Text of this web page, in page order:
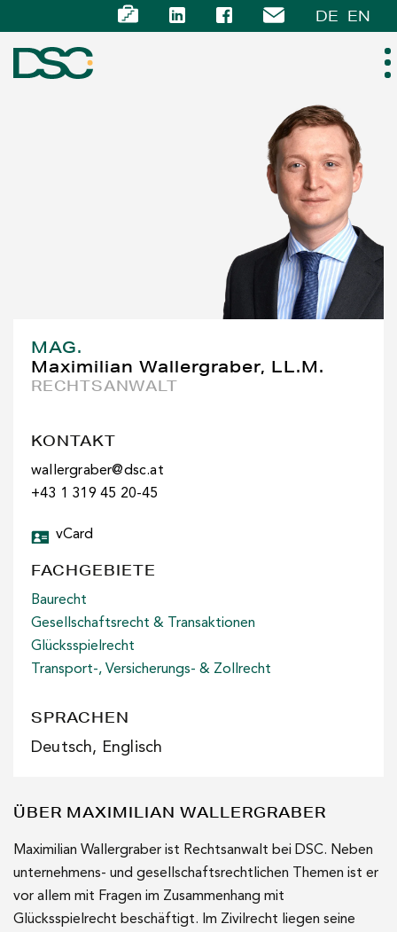
DE EN
KARRIERE
KONTAKT
MAG.
Maximilian Wallergraber, LL.M.
RECHTSANWALT
KONTAKT
wallergraber@dsc.at
+43 1 319 45 20-45
vCard
FACHGEBIETE
Baurecht
Gesellschaftsrecht & Transaktionen
Glücksspielrecht
Transport-, Versicherungs- & Zollrecht
SPRACHEN
Deutsch, Englisch
ÜBER MAXIMILIAN WALLERGRABER
Maximilian Wallergraber ist Rechtsanwalt bei DSC. Neben
unternehmens- und gesellschaftsrechtlichen Themen ist er
vor allem mit Fragen im Zusammenhang mit
Glücksspielrecht beschäftigt. Im Zivilrecht liegen seine